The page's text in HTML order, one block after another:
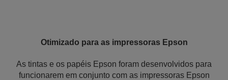
Otimizado para as impressoras Epson
As tintas e os papéis Epson foram desenvolvidos para
funcionarem em conjunto com as impressoras Epson